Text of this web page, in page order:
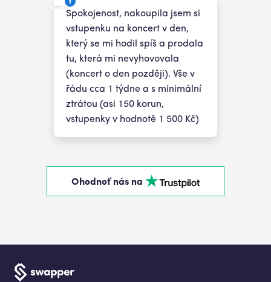
Spokojenost, nakoupila jsem si
vstupenku na koncert v den,
který se mi hodil spíš a prodala
tu, která mi nevyhovovala
(koncert o den později). Vše v
řádu cca 1 týdne a s minimální
ztrátou (asi 150 korun,
vstupenky v hodnotě 1 500 Kč)
Ohodnoť nás na